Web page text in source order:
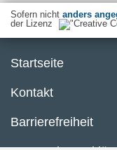
Sofern nicht anders
der Lizenz
Startseite
Kontakt
Barrierefreiheit